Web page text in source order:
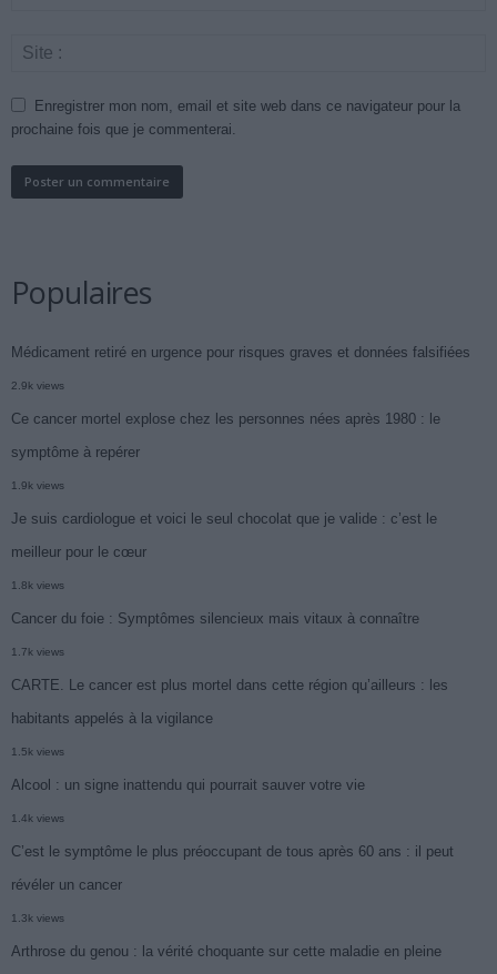
Enregistrer mon nom, email et site web dans ce navigateur pour la
prochaine fois que je commenterai.
Populaires
Médicament retiré en urgence pour risques graves et données falsifiées
2.9k views
Ce cancer mortel explose chez les personnes nées après 1980 : le
symptôme à repérer
1.9k views
Je suis cardiologue et voici le seul chocolat que je valide : c’est le
meilleur pour le cœur
1.8k views
Cancer du foie : Symptômes silencieux mais vitaux à connaître
1.7k views
CARTE. Le cancer est plus mortel dans cette région qu’ailleurs : les
habitants appelés à la vigilance
1.5k views
Alcool : un signe inattendu qui pourrait sauver votre vie
1.4k views
C’est le symptôme le plus préoccupant de tous après 60 ans : il peut
révéler un cancer
1.3k views
Arthrose du genou : la vérité choquante sur cette maladie en pleine